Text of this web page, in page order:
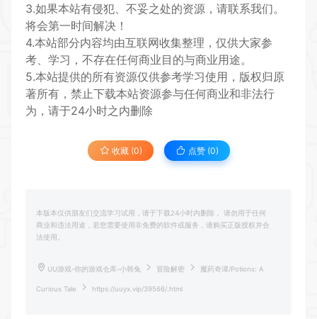
3.如果本站有侵犯、不妥之处的资源，请联系我们。
将会第一时间解决！
4.本站部分内容均由互联网收集整理，仅供大家参
考、学习，不存在任何商业目的与商业用途。
5.本站提供的所有资源仅供参考学习使用，版权归原
著所有，禁止下载本站资源参与任何商业和非法行
为，请于24小时之内删除
收藏 (0) 点赞 (0)
本版本仅供朋友们交流学习试用，请于下载24小时内删除， 请勿用于任何
商业和违法用途，若您需要使用非免费的软件或服务，请购买正版授权并合
法使用。
UU游戏-你的游戏仓库-小韩兔 冒险解密 魔药奇谭/Potions: A
Curious Tale https://uuyx.vip/39566/.html